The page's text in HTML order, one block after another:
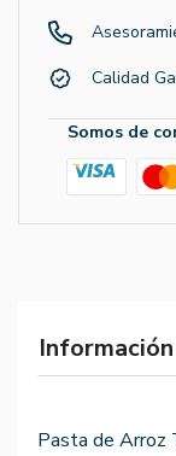
Calidad
Somos de
Pasta de Arroz